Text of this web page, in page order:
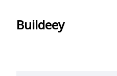
Buildeey